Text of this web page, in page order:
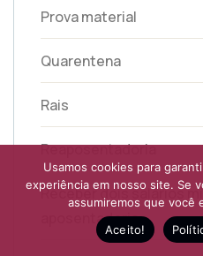
Prova material
Quarentena
Rais
Reaposentadoria
Receber dois salários
aposentadoria
Usamos cookies para
experiência em nosso site. Se
assumiremos que você
Aceito!